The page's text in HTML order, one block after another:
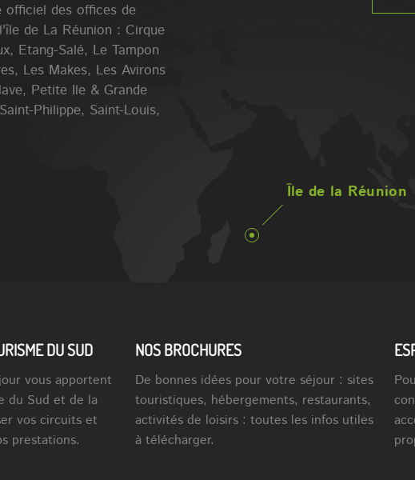
Île de la Réunion
des offices de
de La Réunion : Cirque
Etang-Salé, Le Tampon
Les Makes, Les Avirons
Petite Ile & Grande
Philippe, Saint-Louis,
DU SUD
vous apportent
du Sud et de la
vos circuits et
prestations.
NOS BROCHURES
De bonnes idées pour votre séjour : sites
touristiques, hébergements, restaurants,
activités de loisirs : toutes les infos utiles
à télécharger.